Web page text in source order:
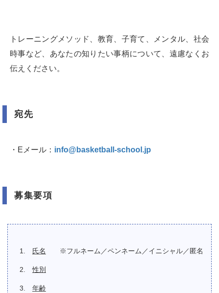
トレーニングメソッド、教育、子育て、メンタル、社会
時事など、あなたの知りたい事柄について、遠慮なくお
伝えください。
宛先
・Eメール： info@basketball-school.jp
募集要項
氏名 ※フルネーム／ペンネーム／イニシャル／匿名
性別
年齢